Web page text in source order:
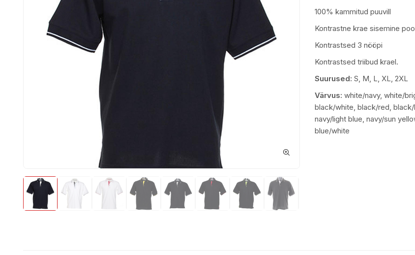
100% kammitud puuvill
Kontrastne krae sisemine
Kontrastsed 3 nööpi
Kontrastsed triibud krael.
Suurused: S, M, L, XL, 2XL
Värvus: white/navy, white/
black/white, black/red,
navy/light blue, navy/sun
blue/white